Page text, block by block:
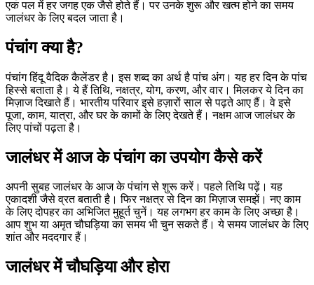
एक पल में हर जगह एक जैसे होते हैं। पर उनके शुरू और खत्म होने का समय
जालंधर के लिए बदल जाता है।
पंचांग क्या है?
पंचांग हिंदू वैदिक कैलेंडर है। इस शब्द का अर्थ है पांच अंग। यह हर दिन के पांच
हिस्से बताता है। ये हैं तिथि, नक्षत्र, योग, करण, और वार। मिलकर ये दिन का
मिज़ाज दिखाते हैं। भारतीय परिवार इसे हज़ारों साल से पढ़ते आए हैं। वे इसे
पूजा, काम, यात्रा, और घर के कामों के लिए देखते हैं। नक्षम आज जालंधर के
लिए पांचों पढ़ता है।
जालंधर में आज के पंचांग का उपयोग कैसे करें
अपनी सुबह जालंधर के आज के पंचांग से शुरू करें। पहले तिथि पढ़ें। यह
एकादशी जैसे व्रत बताती है। फिर नक्षत्र से दिन का मिज़ाज समझें। नए काम
के लिए दोपहर का अभिजित मुहूर्त चुनें। यह लगभग हर काम के लिए अच्छा है।
आप शुभ या अमृत चौघड़िया का समय भी चुन सकते हैं। ये समय जालंधर के लिए
शांत और मददगार हैं।
जालंधर में चौघड़िया और होरा